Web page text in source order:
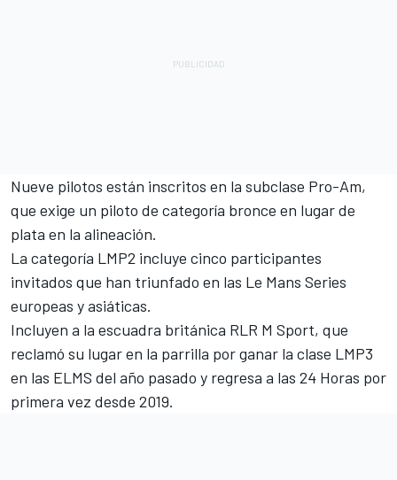
Nueve pilotos están inscritos en la subclase Pro-Am,
que exige un piloto de categoría bronce en lugar de
plata en la alineación.
La categoría LMP2 incluye cinco participantes
invitados que han triunfado en las Le Mans Series
europeas y asiáticas.
Incluyen a la escuadra británica RLR M Sport, que
reclamó su lugar en la parrilla por ganar la clase LMP3
en las ELMS del año pasado y regresa a las 24 Horas por
primera vez desde 2019.